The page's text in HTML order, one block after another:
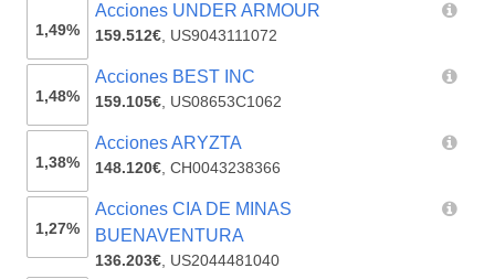
1,49%
Acciones UNDER ARMOUR
159.512€, US9043111072
1,48%
Acciones BEST INC
159.105€, US08653C1062
1,38%
Acciones ARYZTA
148.120€,CH0043238366
1,27%
Acciones CIA DE MINAS
BUENAVENTURA
136.203€, US2044481040